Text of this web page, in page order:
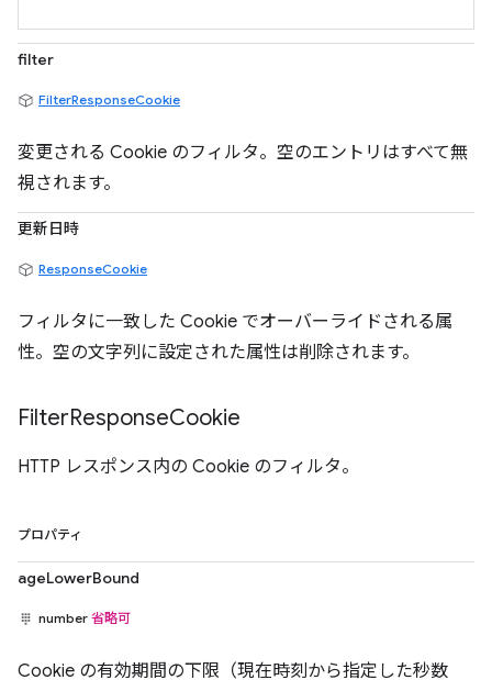
filter
FilterResponseCookie
変更される Cookie のフィルタ。空のエントリはすべて無
視されます。
更新日時
ResponseCookie
フィルタに一致した Cookie でオーバーライドされる属
性。空の文字列に設定された属性は削除されます。
FilterResponseCookie
HTTP レスポンス内の Cookie のフィルタ。
プロパティ
ageLowerBound
number 省略可
Cookie の有効期間の下限（現在時刻から指定した秒数